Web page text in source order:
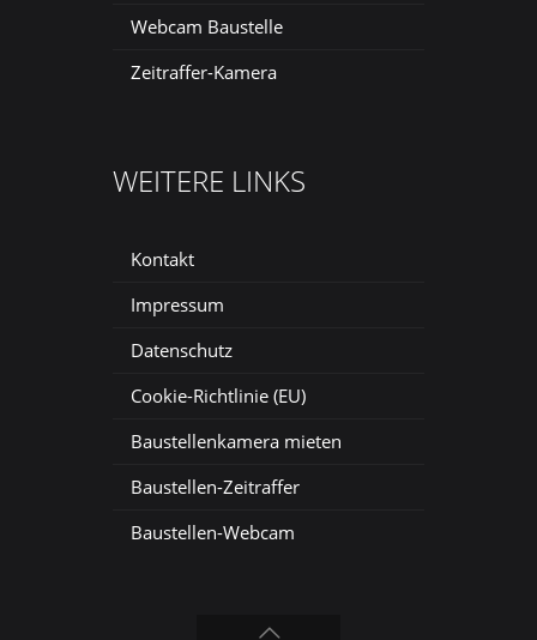
Webcam Baustelle
Zeitraffer-Kamera
WEITERE LINKS
Kontakt
Impressum
Datenschutz
Cookie-Richtlinie (EU)
Baustellenkamera mieten
Baustellen-Zeitraffer
Baustellen-Webcam